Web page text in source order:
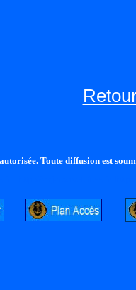
Toute diffusion est